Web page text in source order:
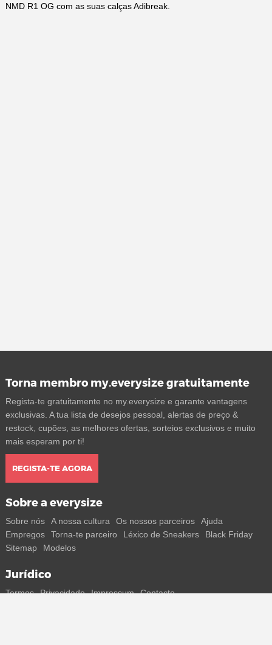
NMD R1 OG com as suas calças Adibreak.
Torna membro my.everysize gratuitamente
Regista-te gratuitamente no my.everysize e garante vantagens
exclusivas. A tua lista de desejos pessoal, alertas de preço &
restock, cupões, as melhores ofertas, sorteios exclusivos e muito
mais esperam por ti!
REGISTA-TE AGORA
Sobre a everysize
Sobre nós A nossa cultura Os nossos parceiros
Ajuda
Empregos
Torna-te parceiro Léxico de Sneakers
Black Friday
Sitemap
Modelos
Jurídico
Termos Privacidade Impressum Contacto